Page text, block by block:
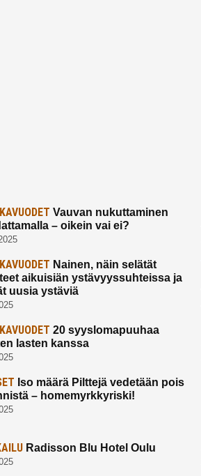
Vauvan nukuttaminen
– oikein vai ei?
Nainen, näin selätät
aikuisiän ystävyyssuhteissa ja
uusia ystäviä
20 syyslomapuuhaa
lasten kanssa
Iso määrä Pilttejä vedetään pois
– homemyrkkyriski!
Radisson Blu Hotel Oulu